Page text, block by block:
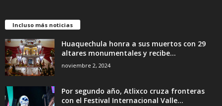
Incluso más noticias
Huaquechula honra a sus muertos con 29
altares monumentales y recibe...
noviembre 2, 2024
Por segundo año, Atlixco cruza fronteras
con el Festival Internacional Valle...